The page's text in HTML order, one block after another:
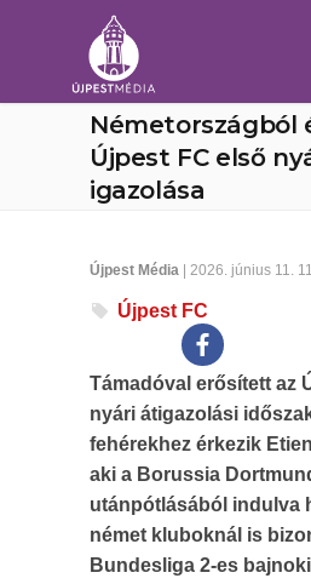
Németországból
Újpest FC első
igazolása
Újpest Média | 2026. június 11.
Újpest FC
Támadóval erősített az
nyári átigazolási
fehérekhez érkezik
aki a Borussia
utánpótlásából indulva
német kluboknál is
Bundesliga 2-es